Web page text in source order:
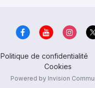
Politique de confidentialité
Cookies
Powered by Invision